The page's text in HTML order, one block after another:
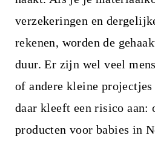
verzekeringen en
rekenen, worden de
duur. Er zijn wel veel
of andere kleine
daar kleeft een risico aan:
producten voor babies in